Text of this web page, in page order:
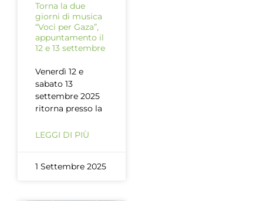
Torna la due
giorni di musica
“Voci per Gaza”,
appuntamento il
12 e 13 settembre
Venerdì 12 e
sabato 13
settembre 2025
ritorna presso la
LEGGI DI PIÙ
1 Settembre 2025